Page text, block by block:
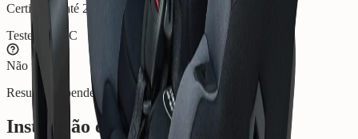
Certificada até 20
Testes ADAC
Não testada
Resultados pendentes ou não testada pelo ADAC.
Instalação e Conforto